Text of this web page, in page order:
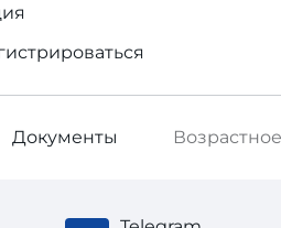
Документы